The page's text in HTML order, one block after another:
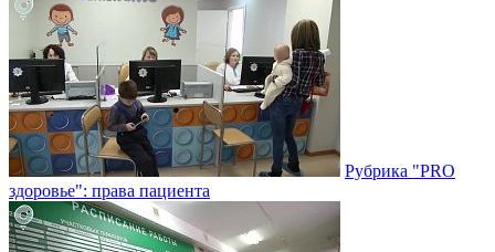
Рубрика "PRO
здоровье": права пациента